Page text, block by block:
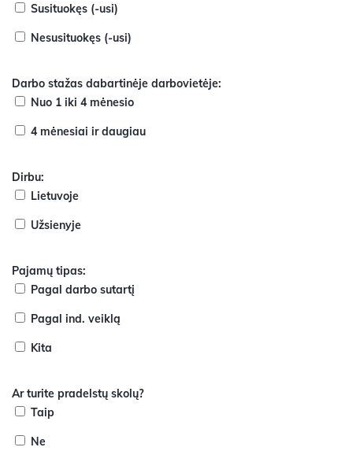
Susituokęs (-usi)
Nesusituokęs (-usi)
Darbo stažas dabartinėje darbovietėje:
Nuo 1 iki 4 mėnesio
4 mėnesiai ir daugiau
Dirbu:
Lietuvoje
Užsienyje
Pajamų tipas:
Pagal darbo sutartį
Pagal ind. veiklą
Kita
Ar turite pradelstų skolų?
Taip
Ne